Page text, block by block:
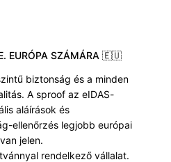
EURÓPA SZÁMÁRA 🇪🇺
biztonság és a minden
A sproof az eIDAS-
aláírások és
ellenőrzés legjobb európai
jelen.
rendelkező vállalat.